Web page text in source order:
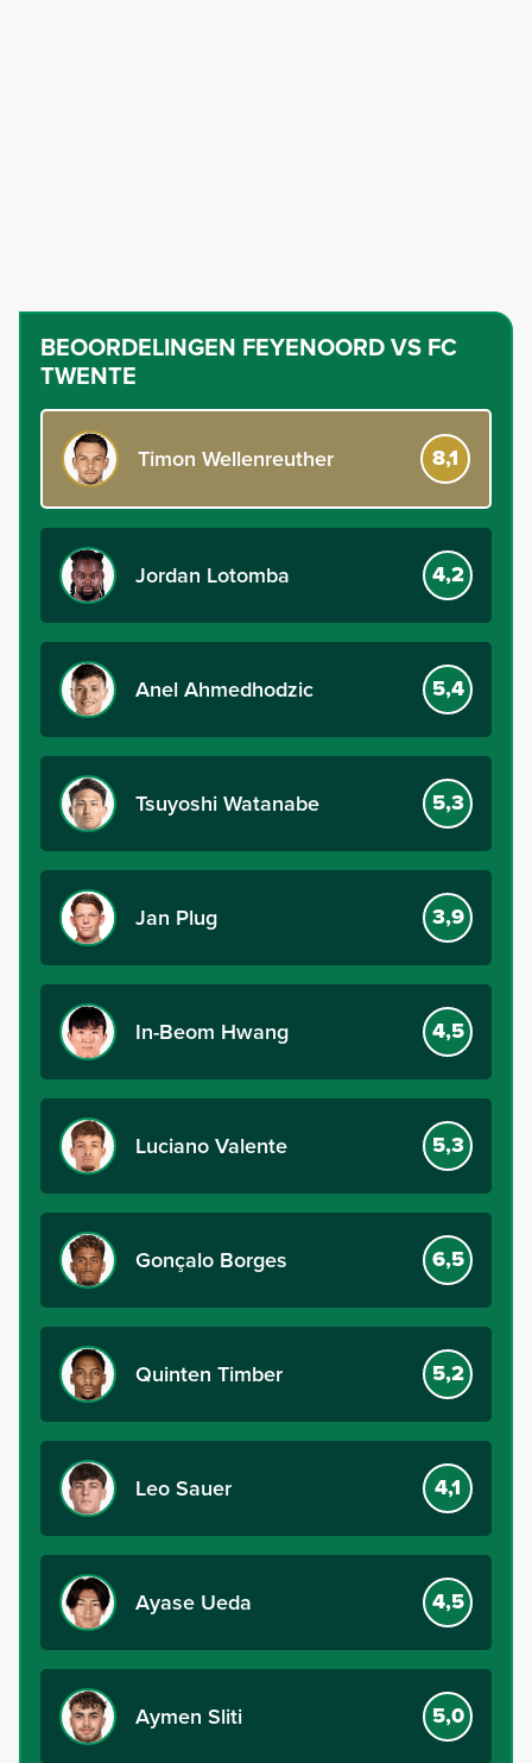
BEOORDELINGEN FEYENOORD VS FC
TWENTE
Timon Wellenreuther 8,1
Jordan Lotomba 4,2
Anel Ahmedhodzic 5,4
Tsuyoshi Watanabe 5,3
Jan Plug 3,9
In-Beom Hwang 4,5
Luciano Valente 5,3
Gonçalo Borges 6,5
Quinten Timber 5,2
Leo Sauer 4,1
Ayase Ueda 4,5
Aymen Sliti 5,0